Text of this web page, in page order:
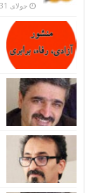
جولای 31, 2026